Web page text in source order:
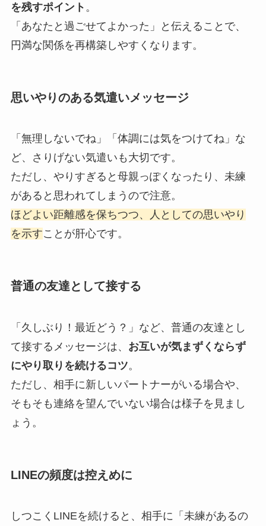
を残すポイント 。
「あなたと過ごせてよかった」と伝えることで、
円満な関係を再構築しやすくなります。
思いやりのある気遣いメッセージ
「無理しないでね」「体調には気をつけてね」な
ど、さりげない気遣いも大切です。
ただし、やりすぎると母親っぽくなったり、未練
があると思われてしまうので注意。
ほどよい距離感を保ちつつ、人としての思いやり
を示すことが肝心です。
普通の友達として接する
「久しぶり！最近どう？」など、普通の友達とし
て接するメッセージは、 お互いが気まずくならず
にやり取りを続けるコツ。
ただし、相手に新しいパートナーがいる場合や、
そもそも連絡を望んでいない場合は様子を見まし
ょう。
LINEの頻度は控えめに
しつこくLINEを続けると、相手に「未練があるの